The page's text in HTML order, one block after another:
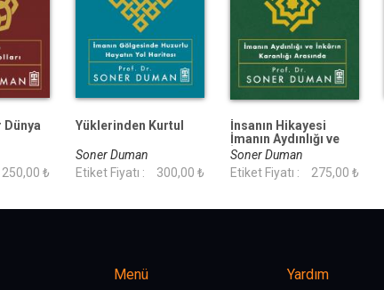
Dünya
250,00 ₺
Yüklerinden Kurtul
Soner Duman
Etiket Fiyatı :
300,00 ₺
İnsanın Hikayesi
İmanın Aydınlığı ve
İnkarın Karanlığı
Arasında
Soner Duman
Etiket Fiyatı :
275,00 ₺
Menü Yardım